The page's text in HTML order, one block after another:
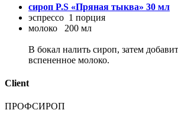
сироп P.S «Пряная тыква» 30 мл
эспрессо 1 порция
молоко 200 мл
В бокал налить сироп, затем
вспененное молоко.
Client
ПРОФСИРОП